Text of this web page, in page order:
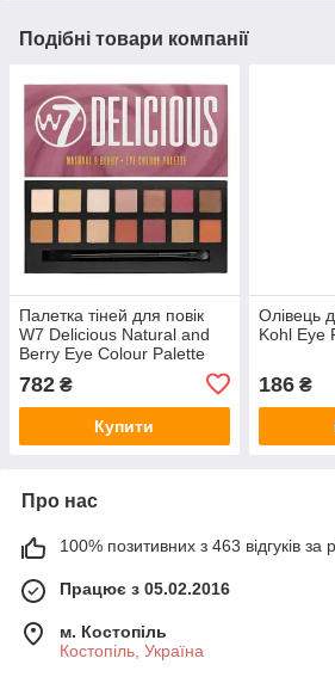
Подібні товари компанії
Палетка тіней для повік
W7 Delicious Natural and
Berry Eye Colour Palette
782 ₴
Купити
Олівець
Kohl Eye
186₴
Про нас
100% позитивних з 463 відгуків за
Працює з 05.02.2016
м. Костопіль
Костопіль, Україна